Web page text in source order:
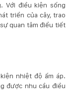
Với điều kiện sống
triển của cây, trao
quan tâm điểu tiết
nhiệt độ ấm áp.
được nhu cầu điều